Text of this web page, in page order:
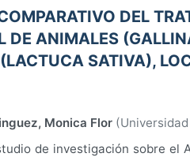
DEL
DE ANIMALES
SATIVA),
Monica Flor (
de investigación sobre el